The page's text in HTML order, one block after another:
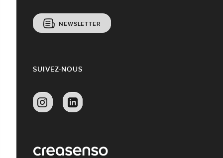
NEWSLETTER
SUIVEZ-NOUS